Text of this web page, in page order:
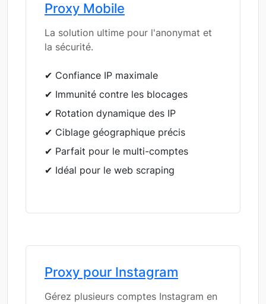
Proxy Mobile
La solution ultime pour l'anonymat et
la sécurité.
✔ Confiance IP maximale
✔ Immunité contre les blocages
✔ Rotation dynamique des IP
✔ Ciblage géographique précis
✔ Parfait pour le multi-comptes
✔ Idéal pour le web scraping
Proxy pour Instagram
Gérez plusieurs comptes Instagram en